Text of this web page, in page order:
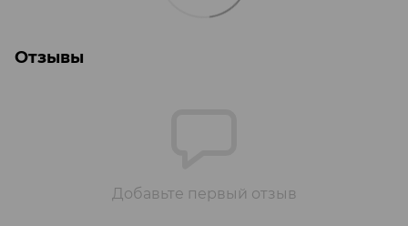
Отзывы
Добавьте первый отзыв